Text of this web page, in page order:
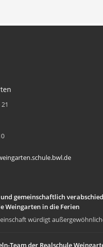
gemeinschaftlich
Weingarten in die Ferien
würdigt
Team der Realschule